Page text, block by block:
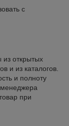
с
открытых
и из каталогов.
и полноту
менеджера
при